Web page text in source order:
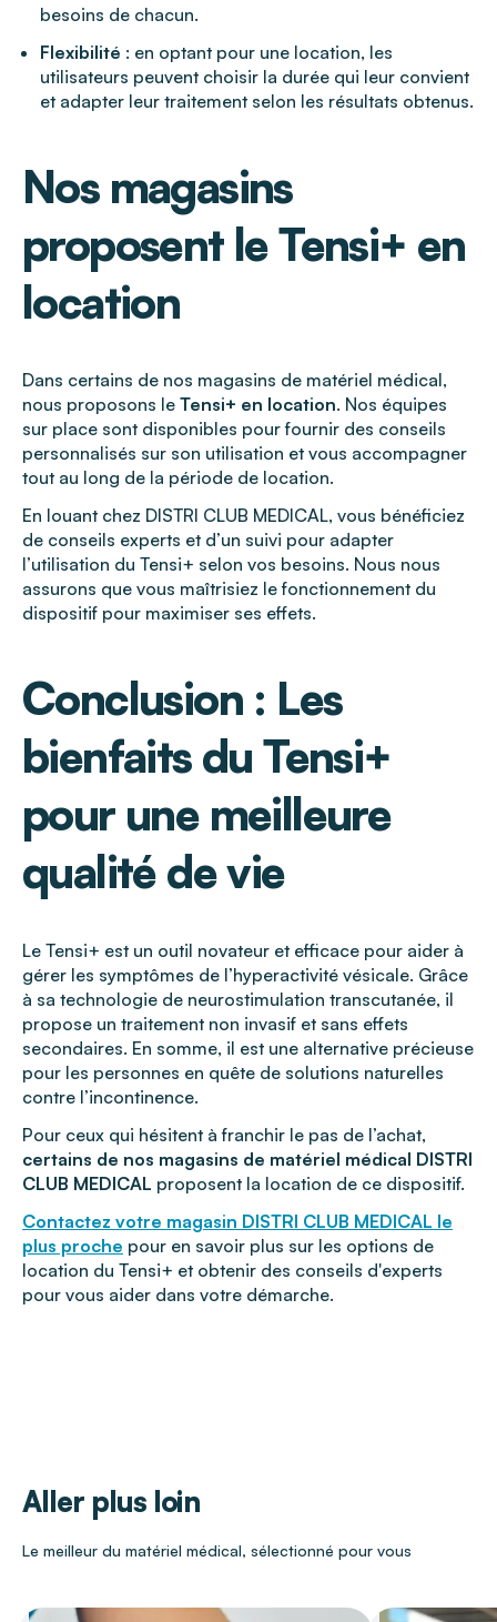
besoins de chacun.
Flexibilité : en optant pour une location, les
utilisateurs peuvent choisir la durée qui leur convient
et adapter leur traitement selon les résultats obtenus.
Nos magasins
proposent le Tensi+ en
location
Dans certains de nos magasins de matériel médical,
nous proposons le Tensi+ en location. Nos équipes
sur place sont disponibles pour fournir des conseils
personnalisés sur son utilisation et vous accompagner
tout au long de la période de location.
En louant chez DISTRI CLUB MEDICAL, vous bénéficiez
de conseils experts et d’un suivi pour adapter
l’utilisation du Tensi+ selon vos besoins. Nous nous
assurons que vous maîtrisiez le fonctionnement du
dispositif pour maximiser ses effets.
Conclusion : Les
bienfaits du Tensi+
pour une meilleure
qualité de vie
Le Tensi+ est un outil novateur et efficace pour aider à
gérer les symptômes de l’hyperactivité vésicale. Grâce
à sa technologie de neurostimulation transcutanée, il
propose un traitement non invasif et sans effets
secondaires. En somme, il est une alternative précieuse
pour les personnes en quête de solutions naturelles
contre l’incontinence.
Pour ceux qui hésitent à franchir le pas de l’achat,
certains de nos magasins de matériel médical DISTRI
CLUB MEDICAL proposent la location de ce dispositif.
Contactez votre magasin DISTRI CLUB MEDICAL le
plus proche pour en savoir plus sur les options de
location du Tensi+ et obtenir des conseils d'experts
pour vous aider dans votre démarche.
Aller plus loin
Le meilleur du matériel médical, sélectionné pour vous